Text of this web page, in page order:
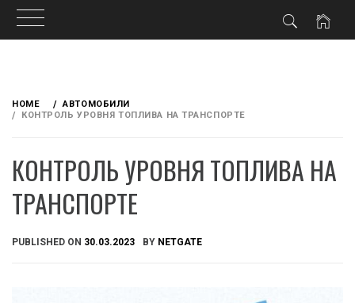
content
HOME
АВТОМОБИЛИ
КОНТРОЛЬ УРОВНЯ ТОПЛИВА НА ТРАНСПОРТЕ
КОНТРОЛЬ УРОВНЯ ТОПЛИВА НА
ТРАНСПОРТЕ
PUBLISHED ON 30.03.2023 BY NETGATE